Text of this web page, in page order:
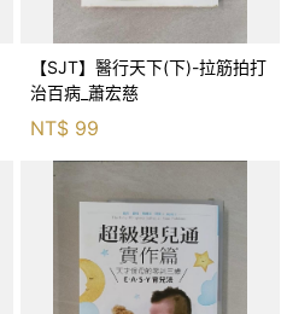
【SJT】醫行天下(下)-拉筋拍打
治百病_蕭宏慈
NT$ 99